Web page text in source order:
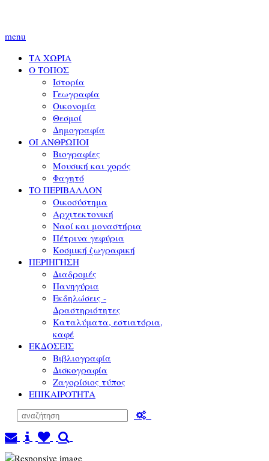
menu
ΤΑ ΧΩΡΙΑ
Ο ΤΟΠΟΣ
Ιστορία
Γεωγραφία
Οικονομία
Θεσμοί
Δημογραφία
ΟΙ ΑΝΘΡΩΠΟΙ
Βιογραφίες
Μουσική και χορός
Φαγητό
ΤΟ ΠΕΡΙΒΑΛΛΟΝ
Οικοσύστημα
Αρχιτεκτονική
Ναοί και μοναστήρια
Πέτρινα γεφύρια
Κοσμική ζωγραφική
ΠΕΡΙΗΓΗΣΗ
Διαδρομές
Πανηγύρια
Εκδηλώσεις -
Δραστηριότητες
Καταλύματα, εστιατόρια,
καφέ
ΕΚΔΟΣΕΙΣ
Βιβλιογραφία
Δισκογραφία
Ζαγορίσιος τύπος
ΕΠΙΚΑΙΡΟΤΗΤΑ